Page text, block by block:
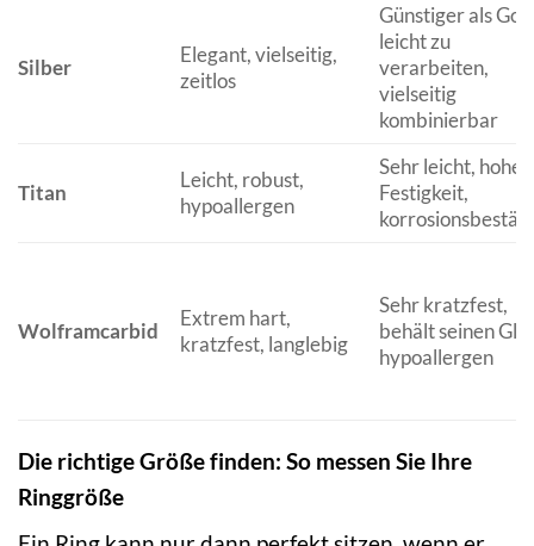
Silber
Elegant, vielseitig,
zeitlos
Günstiger als
leicht zu
verarbeiten,
vielseitig
kombinierbar
Titan
Leicht, robust,
hypoallergen
Sehr leicht, hohe
Festigkeit,
Wolframcarbid
Extrem hart,
kratzfest, langlebig
Sehr kratzfest,
behält seinen
hypoallergen
Die richtige Größe finden: So messen Sie Ihre
Ringgröße